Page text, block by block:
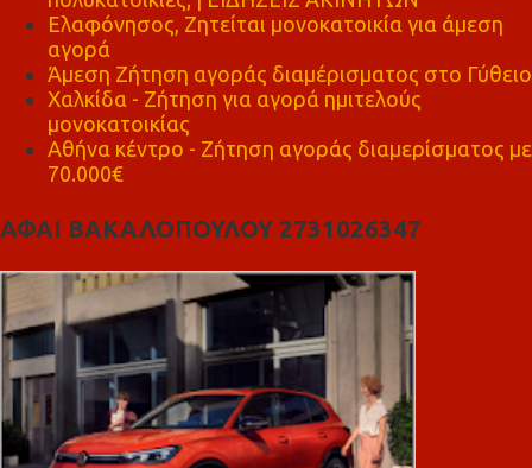
Ελαφόνησος, Ζητείται μονοκατοικία για άμεση
αγορά
Άμεση Ζήτηση αγοράς διαμέρισματος στο Γύθειο
Χαλκίδα - Ζήτηση για αγορά ημιτελούς
μονοκατοικίας
Αθήνα κέντρο - Ζήτηση αγοράς διαμερίσματος με
70.000€
ΑΦΑΙ ΒΑΚΑΛΟΠΟΥΛΟΥ 2731026347